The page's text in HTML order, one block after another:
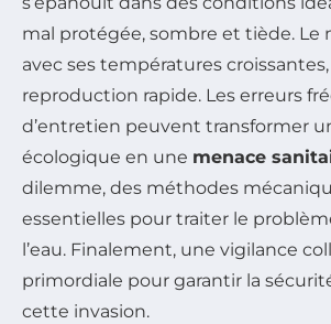
mal protégée, sombre et tiède. Le
avec ses températures
reproduction rapide. Les erreurs
d’entretien peuvent transformer
écologique en une menace
dilemme, des méthodes
essentielles pour traiter le
l’eau. Finalement, une vigilance
primordiale pour garantir la
cette invasion.